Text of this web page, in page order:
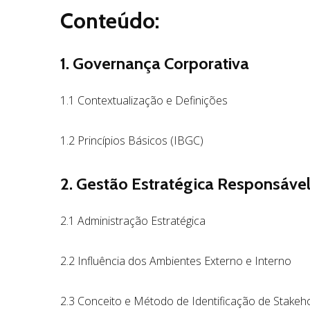
Conteúdo:
1. Governança Corporativa
1.1 Contextualização e Definições
1.2 Princípios Básicos (IBGC)
2. Gestão Estratégica Responsável
2.1 Administração Estratégica
2.2 Influência dos Ambientes Externo e Interno
2.3 Conceito e Método de Identificação de